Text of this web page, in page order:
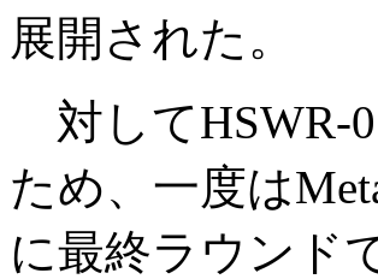
展開された。
対してHSWR-
ため、一度は
に最終ラウンド